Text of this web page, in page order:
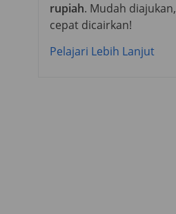
rupiah. Mudah diajukan,
cepat dicairkan!
Pelajari Lebih Lanjut